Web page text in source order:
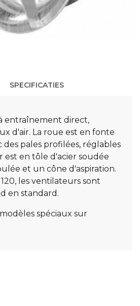
SPECIFICATIES
entraînement direct,
d'air. La roue est en fonte
pales profilées, réglables
est en tôle d'acier soudée
et un cône d'aspiration.
les ventilateurs sont
en standard.
spéciaux sur